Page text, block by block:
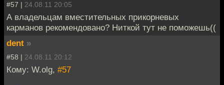
#57 | 24.08.11 20:05
А владельцам вместительных прикорневых
карманов рекомендовано? Ниткой тут не поможешь((
dent »
#58 | 24.08.11 20:12
Кому: W.olg, #57